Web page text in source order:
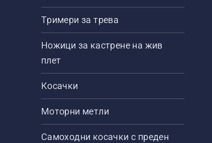
Тримери за трева
Ножици за кастрене на жив
плет
Косачки
Моторни метли
Самоходни косачки с преден